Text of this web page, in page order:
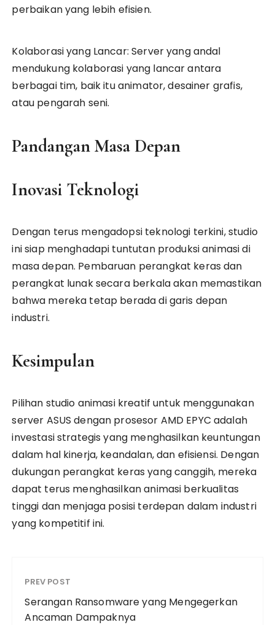
perbaikan yang lebih efisien.
Kolaborasi yang Lancar: Server yang andal
mendukung kolaborasi yang lancar antara
berbagai tim, baik itu animator, desainer grafis,
atau pengarah seni.
Pandangan Masa Depan
Inovasi Teknologi
Dengan terus mengadopsi teknologi terkini, studio
ini siap menghadapi tuntutan produksi animasi di
masa depan. Pembaruan perangkat keras dan
perangkat lunak secara berkala akan memastikan
bahwa mereka tetap berada di garis depan
industri.
Kesimpulan
Pilihan studio animasi kreatif untuk menggunakan
server ASUS dengan prosesor AMD EPYC adalah
investasi strategis yang menghasilkan keuntungan
dalam hal kinerja, keandalan, dan efisiensi. Dengan
dukungan perangkat keras yang canggih, mereka
dapat terus menghasilkan animasi berkualitas
tinggi dan menjaga posisi terdepan dalam industri
yang kompetitif ini.
PREV POST
Serangan Ransomware yang Mengegerkan
Ancaman Dampaknya